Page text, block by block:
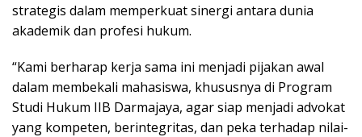
strategis dalam memperkuat sinergi antara dunia
akademik dan profesi hukum.
“Kami berharap kerja sama ini menjadi pijakan awal
dalam membekali mahasiswa, khususnya di Program
Studi Hukum IIB Darmajaya, agar siap menjadi advokat
yang kompeten, berintegritas, dan peka terhadap nilai-